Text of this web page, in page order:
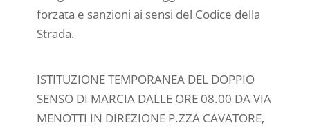
forzata e sanzioni ai sensi del Codice della
Strada.
ISTITUZIONE TEMPORANEA DEL DOPPIO
SENSO DI MARCIA DALLE ORE 08.00 DA VIA
MENOTTI IN DIREZIONE P.ZZA CAVATORE,